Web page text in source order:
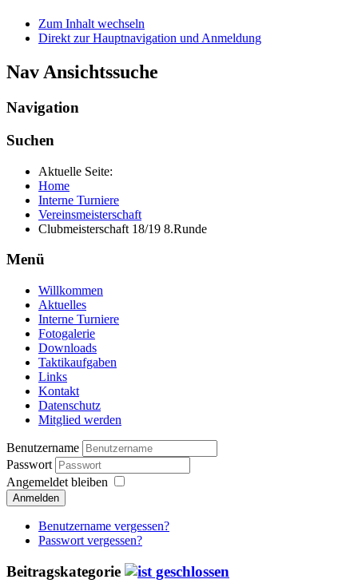
Zum Inhalt wechseln
Direkt zur Hauptnavigation und Anmeldung
Nav Ansichtssuche
Navigation
Suchen
Aktuelle Seite:
Home
Interne Turniere
Vereinsmeisterschaft
Clubmeisterschaft 18/19 8.Runde
Menü
Willkommen
Aktuelles
Interne Turniere
Fotogalerie
Downloads
Taktikaufgaben
Links
Kontakt
Datenschutz
Mitglied werden
Benutzername
Passwort
Angemeldet bleiben
Anmelden
Benutzername vergessen?
Passwort vergessen?
Beitragskategorie